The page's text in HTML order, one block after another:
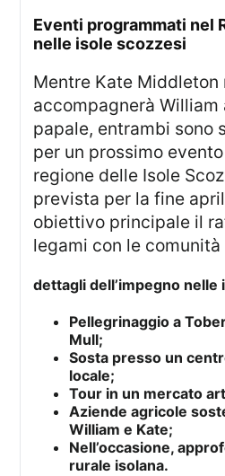
eventi programmati nel Regno Unito e
nelle isole scozzesi
Mentre Kate Middleton non
accompagnerà William
papale, entrambi sono
per un prossimo
regione delle Isole
prevista per la fine
obiettivo principale il
legami con le
dettagli dell’impegno nelle
Pellegrinaggio a
Mull;
Sosta presso un
locale;
Tour in un mercato
Aziende agricole
William e Kate;
Nell’occasione,
rurale isolana.